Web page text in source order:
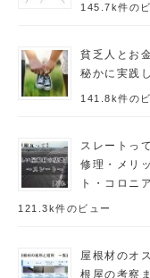
145.7k件の
貧乏人とお
秘かに実践
141.8k件の
スレートっ
修理・メリ
ト・コロニ
121.3k件のビュー
屋根材のオ
根屋の考察